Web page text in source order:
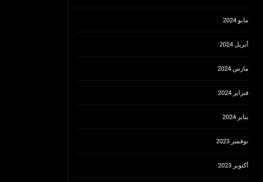
مايو 2024
أبريل 2024
مارس 2024
فبراير 2024
يناير 2024
نوفمبر 2023
أكتوبر 2023